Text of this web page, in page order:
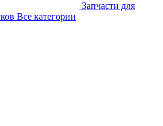
Запчасти для
Все категории